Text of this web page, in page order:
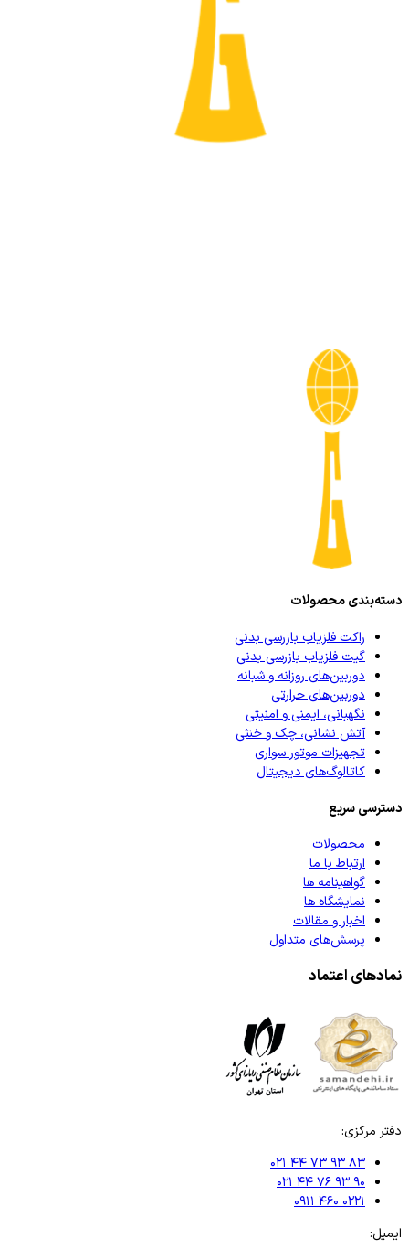
دسته‌بندی محصولات
راکت فلزیاب بازرسی بدنی
گیت فلزیاب بازرسی بدنی
دوربین‌های روزانه و شبانه
دوربین‌های حرارتی
نگهبانی، ایمنی و امنیتی
آتش نشانی، چک و خنثی
تجهیزات موتور سواری
کاتالوگ‌های دیجیتال
دسترسی سریع
محصولات
ارتباط با ما
گواهینامه ها
نمایشگاه ها
اخبار و مقالات
پرسش‌های متداول
نمادهای اعتماد
دفتر مرکزی:
۰۲۱ ۴۴ ۷۳ ۹۳ ۸۳
۰۲۱ ۴۴ ۷۶ ۹۳ ۹۰
۰۹۱۱ ۴۶۰ ۰۲۲۱
ایمیل: